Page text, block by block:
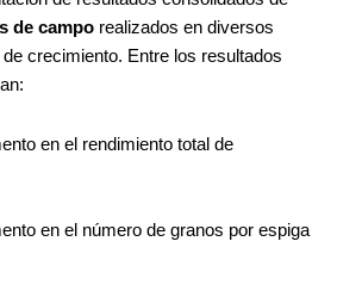
de campo realizados en diversos
crecimiento. Entre los resultados
en el rendimiento total de
en el número de granos por espiga